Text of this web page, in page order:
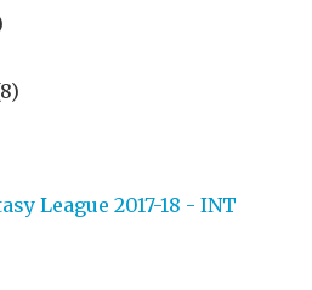
League 2017-18 - INT